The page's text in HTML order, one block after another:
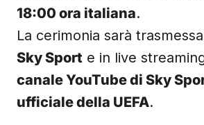
18:00 ora italiana.
La cerimonia sarà
Sky Sport e in live
canale YouTube di Sky
ufficiale della UEFA.